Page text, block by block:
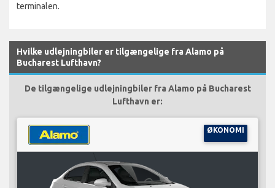
terminalen.
Hvilke udlejningbiler er tilgængelige fra Alamo på
Bucharest Lufthavn?
De tilgængelige udlejningbiler fra Alamo på Bucharest
Lufthavn er:
ØKONOMI